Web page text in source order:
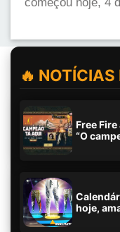
🔥 NOTÍCIAS
Free
“O
hoje,